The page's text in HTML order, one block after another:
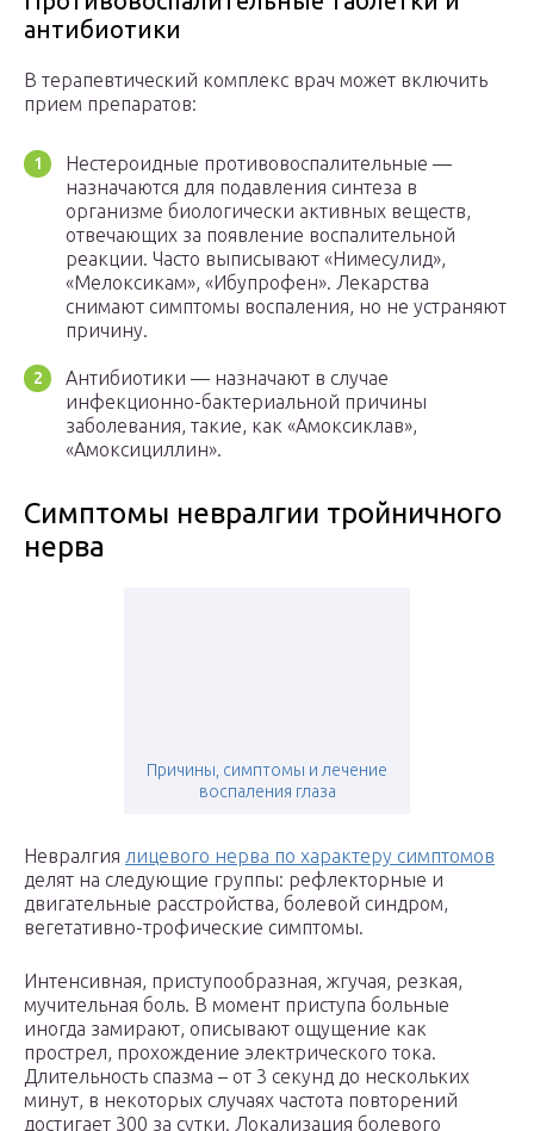
антибиотики
В терапевтический комплекс врач может включить
прием препаратов:
Нестероидные противовоспалительные —
назначаются для подавления синтеза в
организме биологически активных веществ,
отвечающих за появление воспалительной
реакции. Часто выписывают «Нимесулид»,
«Мелоксикам», «Ибупрофен». Лекарства
снимают симптомы воспаления, но не устраняют
причину.
Антибиотики — назначают в случае
инфекционно-бактериальной причины
заболевания, такие, как «Амоксиклав»,
«Амоксициллин».
Симптомы невралгии тройничного
нерва
Причины, симптомы и лечение
воспаления глаза
Невралгия лицевого нерва по характеру симптомов
делят на следующие группы: рефлекторные и
двигательные расстройства, болевой синдром,
вегетативно-трофические симптомы.
Интенсивная, приступообразная, жгучая, резкая,
мучительная боль. В момент приступа больные
иногда замирают, описывают ощущение как
прострел, прохождение электрического тока.
Длительность спазма – от 3 секунд до нескольких
минут, в некоторых случаях частота повторений
достигает 300 за сутки. Локализация болевого